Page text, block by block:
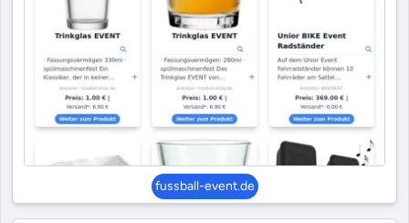
fussball-event.de